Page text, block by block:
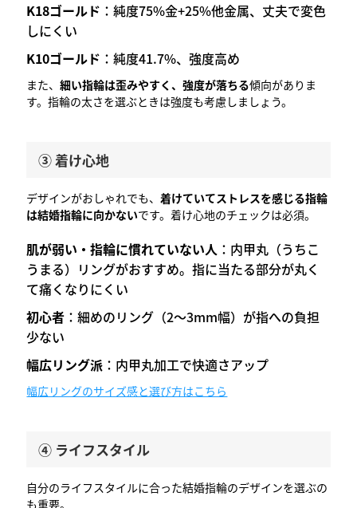
K18ゴールド ：純度75%金+25%他金属、丈夫で変色
しにくい
K10ゴールド ：純度41.7%、強度高め
また、細い指輪は歪みやすく、強度が落ちる傾向がありま
す。指輪の太さを選ぶときは強度も考慮しましょう。
③ 着け心地
デザインがおしゃれでも、着けていてストレスを感じる指輪
は結婚指輪に向かないです。着け心地のチェックは必須。
肌が弱い・指輪に慣れていない人 ：内甲丸（うちこ
うまる）リングがおすすめ。指に当たる部分が丸く
て痛くなりにくい
初心者 ：細めのリング（2〜3mm幅）が指への負担
少ない
幅広リング派 ：内甲丸加工で快適さアップ
幅広リングのサイズ感と選び方はこちら
④ ライフスタイル
自分のライフスタイルに合った結婚指輪のデザインを選ぶの
も重要。